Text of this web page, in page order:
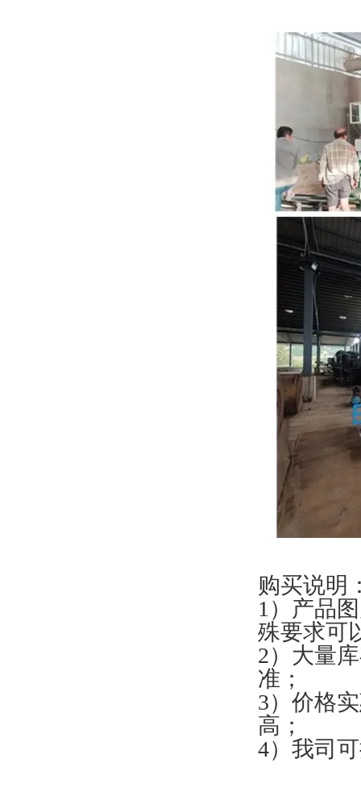
购买说明
1）产品
殊要求可
2）大量
准；
3）价格
高；
4）我司